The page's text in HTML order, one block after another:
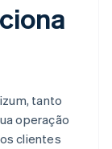
tanto
operação
clientes